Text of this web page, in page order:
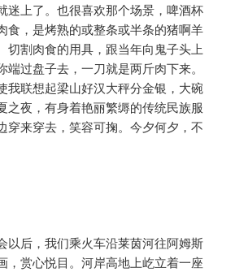
迷上了。也很喜欢那个场景，啤酒杯
食，是烤熟的或整条或半条的猪啊羊
切割肉食的用具，跟当年向鬼子头上
端过盘子去，一刀就是两斤肉下来。
我联想起梁山好汉大秤分金银，大碗
之夜，有身着艳丽繁缛的传统民族服
穿来穿去，笑容可掬。今夕何夕，不
以后，我们乘火车沿莱茵河往阿姆斯
，赏心悦目。河岸高地上屹立着一座